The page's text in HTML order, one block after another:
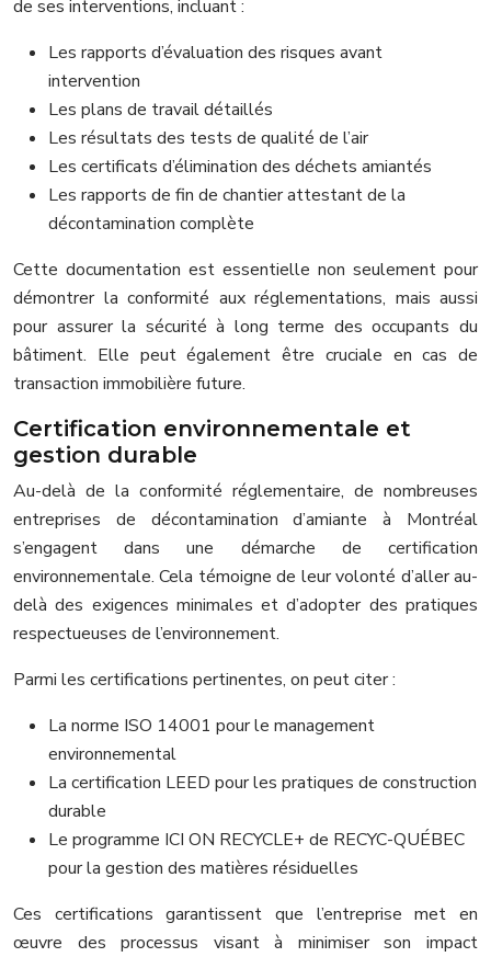
de ses interventions, incluant :
Les rapports d’évaluation des risques avant
intervention
Les plans de travail détaillés
Les résultats des tests de qualité de l’air
Les certificats d’élimination des déchets amiantés
Les rapports de fin de chantier attestant de la
décontamination complète
Cette documentation est essentielle non seulement pour
démontrer la conformité aux réglementations, mais aussi
pour assurer la sécurité à long terme des occupants du
bâtiment. Elle peut également être cruciale en cas de
transaction immobilière future.
Certification environnementale et
gestion durable
Au-delà de la conformité réglementaire, de nombreuses
entreprises de décontamination d’amiante à Montréal
s’engagent dans une démarche de certification
environnementale. Cela témoigne de leur volonté d’aller au-
delà des exigences minimales et d’adopter des pratiques
respectueuses de l’environnement.
Parmi les certifications pertinentes, on peut citer :
La norme ISO 14001 pour le management
environnemental
La certification LEED pour les pratiques de construction
durable
Le programme ICI ON RECYCLE+ de RECYC-QUÉBEC
pour la gestion des matières résiduelles
Ces certifications garantissent que l’entreprise met en
œuvre des processus visant à minimiser son impact